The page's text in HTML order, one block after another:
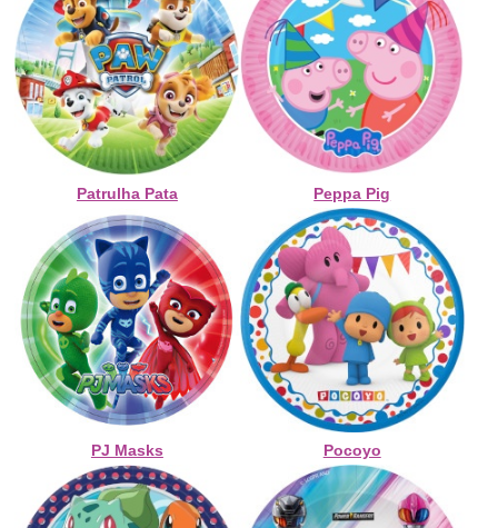
Patrulha Pata Peppa Pig
PJ Masks Pocoyo